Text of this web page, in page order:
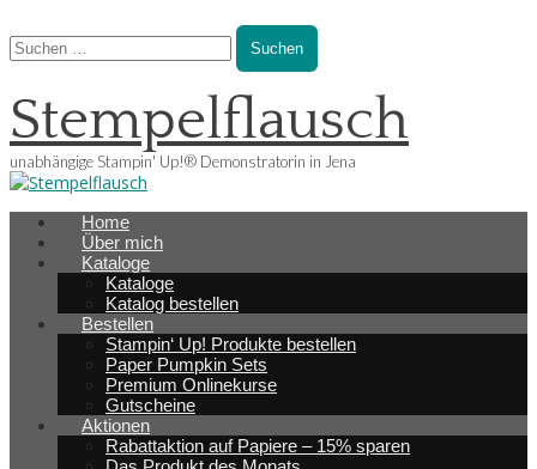
nach:
Stempelflausch
unabhängige Stampin' Up!® Demonstratorin in Jena
Main
menu
Skip
content
Home
Über mich
Kataloge
Kataloge
Katalog bestellen
Bestellen
Stampin‘ Up! Produkte bestellen
Paper Pumpkin Sets
Premium Onlinekurse
Gutscheine
Aktionen
Rabattaktion auf Papiere – 15% sparen